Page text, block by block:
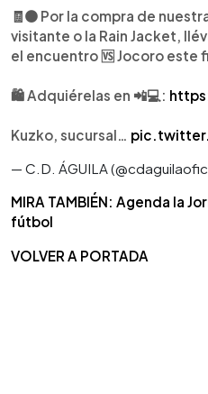
🧾🟠 Por la compra de
visitante o la Rain Jacket,
el encuentro 🆚 Jocoro este
🛍️ Adquiérelas en 📲💻:
Kuzko, sucursal…
— C.D. ÁGUILA
MIRA TAMBIÉN: Agenda la
fútbol
VOLVER A PORTADA